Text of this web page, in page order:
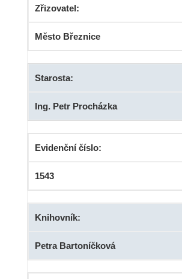
Zřizovatel:
Město Březnice
Starosta:
Ing. Petr Procházka
Evidenční číslo:
1543
Knihovník:
Petra Bartoníčková